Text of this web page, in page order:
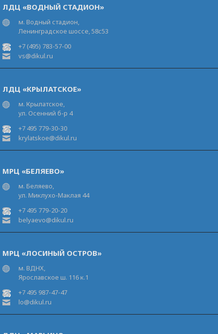
ЛДЦ «ВОДНЫЙ СТАДИОН»
м. Водный стадион,
Ленинградское шоссе, 58с53
+7 (495) 783-57-00
vs@dikul.ru
ЛДЦ «КРЫЛАТСКОЕ»
м. Крылатское,
ул. Осенний б-р 4
+7 495 779-30-30
krylatskoe@dikul.ru
МРЦ «БЕЛЯЕВО»
м. Беляево,
ул. Миклухо-Маклая 44
+7 495 779-20-20
belyaevo@dikul.ru
МРЦ «ЛОСИНЫЙ ОСТРОВ»
м. ВДНХ,
Ярославское ш. 116 к.1
+7 495 987-47-47
lo@dikul.ru